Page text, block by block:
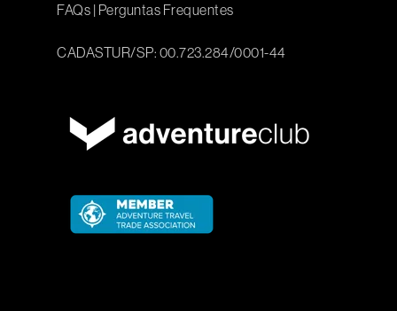
FAQs | Perguntas Frequentes
CADASTUR/SP: 00.723.284/0001-44